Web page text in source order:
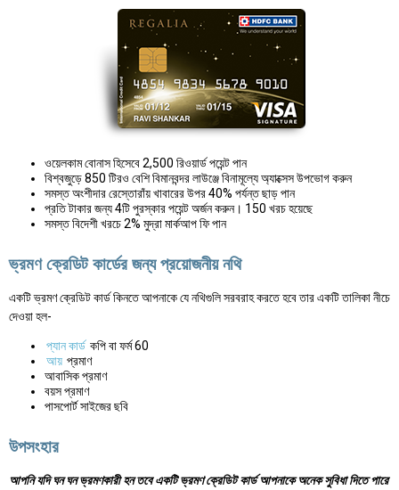
ওয়েলকাম বোনাস হিসেবে 2,500 রিওয়ার্ড পয়েন্ট পান
বিশ্বজুড়ে 850 টিরও বেশি বিমানবন্দর লাউঞ্জে বিনামূল্যে অ্যাক্সেস উপভোগ করুন
সমস্ত অংশীদার রেস্তোরাঁয় খাবারের উপর 40% পর্যন্ত ছাড় পান
প্রতি টাকার জন্য 4টি পুরস্কার পয়েন্ট অর্জন করুন। 150 খরচ হয়েছে
সমস্ত বিদেশী খরচে 2% মুদ্রা মার্কআপ ফি পান
ভ্রমণ ক্রেডিট কার্ডের জন্য প্রয়োজনীয় নথি
একটি ভ্রমণ ক্রেডিট কার্ড কিনতে আপনাকে যে নথিগুলি সরবরাহ করতে হবে তার একটি তালিকা নীচে
দেওয়া হল-
প্যান কার্ড কপি বা ফর্ম 60
আয় প্রমাণ
আবাসিক প্রমাণ
বয়স প্রমাণ
পাসপোর্ট সাইজের ছবি
উপসংহার
আপনি যদি ঘন ঘন ভ্রমণকারী হন তবে একটি ভ্রমণ ক্রেডিট কার্ড আপনাকে অনেক সুবিধা দিতে পারে